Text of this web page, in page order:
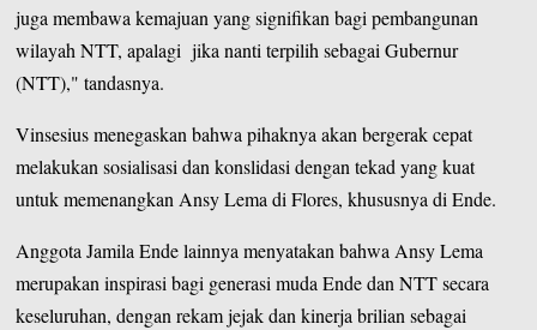
juga membawa kemajuan yang signifikan bagi pembangunan
wilayah NTT, apalagi jika nanti terpilih sebagai Gubernur
(NTT)," tandasnya.
Vinsesius menegaskan bahwa pihaknya akan bergerak cepat
melakukan sosialisasi dan konslidasi dengan tekad yang kuat
untuk memenangkan Ansy Lema di Flores, khususnya di Ende.
Anggota Jamila Ende lainnya menyatakan bahwa Ansy Lema
merupakan inspirasi bagi generasi muda Ende dan NTT secara
keseluruhan, dengan rekam jejak dan kinerja brilian sebagai